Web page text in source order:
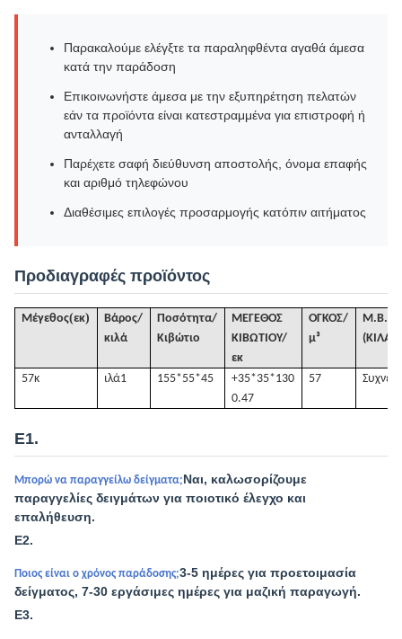
Παρακαλούμε ελέγξτε τα παραληφθέντα αγαθά άμεσα
κατά την παράδοση
Επικοινωνήστε άμεσα με την εξυπηρέτηση πελατών
εάν τα προϊόντα είναι κατεστραμμένα για επιστροφή ή
ανταλλαγή
Παρέχετε σαφή διεύθυνση αποστολής, όνομα επαφής
και αριθμό τηλεφώνου
Διαθέσιμες επιλογές προσαρμογής κατόπιν αιτήματος
Προδιαγραφές προϊόντος
Μέγεθος(εκ)
Βάρος/
κιλά
Ποσότητα/
Κιβώτιο
ΜΕΓΕΘΟΣ
ΚΙΒΩΤΙΟΥ/
εκ
ΟΓΚΟΣ/
μ³
Μ.Β.
(ΚΙΛΑ)
57κ ιλά1 155*55*45
+35*35*130
0.47
57 Συχνές
Ε1.
Μπορώ να παραγγείλω δείγματα;Ναι, καλωσορίζουμε
παραγγελίες δειγμάτων για ποιοτικό έλεγχο και
επαλήθευση.
Ε2.
Ποιος είναι ο χρόνος παράδοσης;3-5 ημέρες για προετοιμασία
δείγματος, 7-30 εργάσιμες ημέρες για μαζική παραγωγή.
Ε3.